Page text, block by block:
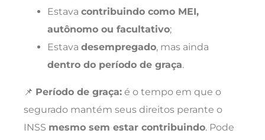
Estava contribuindo como MEI,
autônomo ou facultativo;
Estava desempregado, mas ainda
dentro do período de graça.
📌 Período de graça: é o tempo em que o
segurado mantém seus direitos perante o
INSS mesmo sem estar contribuindo. Pode